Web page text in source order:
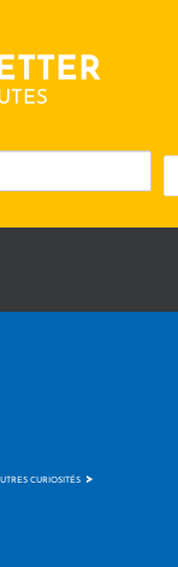
CURIOSITÉS >